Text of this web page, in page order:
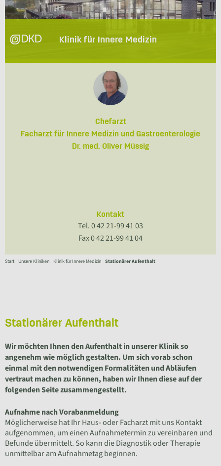
Klinik für Innere Medizin
Chefarzt
Facharzt für Innere Medizin und Gastroenterologie
Dr. med. Oliver Müssig
Kontakt
Tel. 0 42 21-99 41 03
Fax 0 42 21-99 41 04
Start Unsere Kliniken Klinik für Innere Medizin Stationärer Aufenthalt
Stationärer Aufenthalt
Wir möchten Ihnen den Aufenthalt in unserer Klinik so
angenehm wie möglich gestalten. Um sich vorab schon
einmal mit den notwendigen Formalitäten und Abläufen
vertraut machen zu können, haben wir Ihnen diese auf der
folgenden Seite zusammengestellt.
Aufnahme nach Vorabanmeldung
Möglicherweise hat Ihr Haus- oder Facharzt mit uns Kontakt
aufgenommen, um einen Aufnahmetermin zu vereinbaren und
Befunde übermittelt. So kann die Diagnostik oder Therapie
unmittelbar am Aufnahmetag beginnen.